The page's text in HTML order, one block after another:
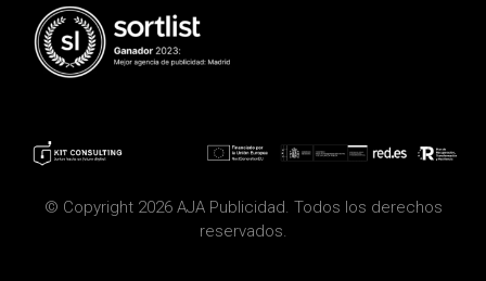
© Copyright 2026 AJA Publicidad. Todos los derechos
reservados.